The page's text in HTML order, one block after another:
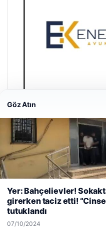
Enes Kaplan Avukatlık
28/04/2026
deneyiminizi kişiselleştirmek
kullanıyoruz.Çerez
Göz Atın
Yer: Bahçelievler!
girerken taciz etti!
tutuklandı
07/10/2024